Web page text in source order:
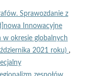
Sprawozdanie z
Innowacyjne
w okresie globalnych
2021 roku) ,